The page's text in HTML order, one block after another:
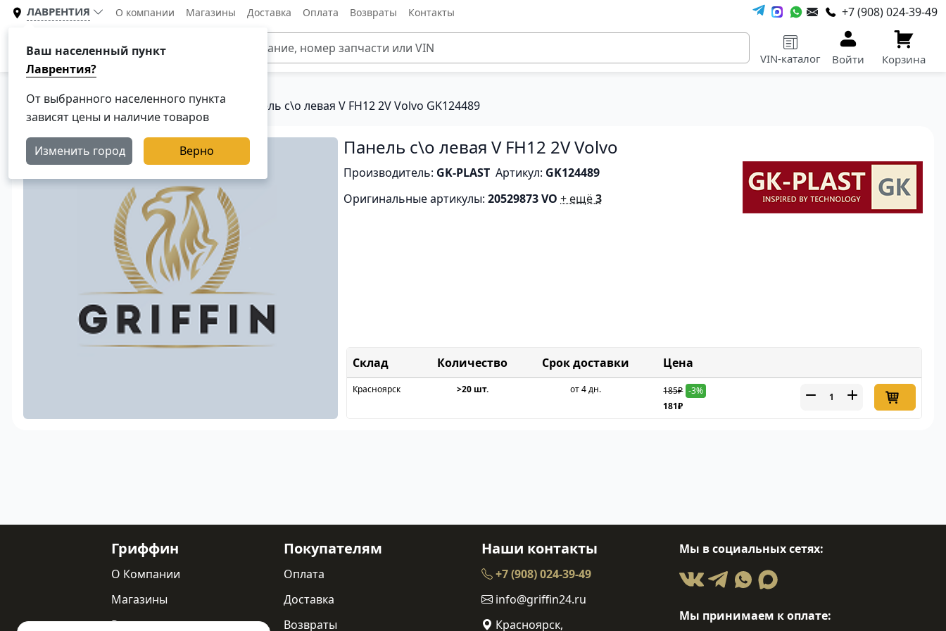
ЛАВРЕНТИЯ
Ваш населенный пункт
Лаврентия?
От выбранного населенного пункта
зависят цены и наличие товаров
Изменить город Верно
О компании Магазины Доставка Оплата Возвраты Контакты +7 (908) 024-39-49
Каталог
VIN-каталог Войти Корзина
Главная Каталог Кузовные детали Панель с\о левая V FH12 2V Volvo GK124489
Панель с\о левая V FH12 2V Volvo
Производитель: GK-PLAST Артикул: GK124489
Оригинальные артикулы:20529873 VO + ещё3
Склад Срок доставки Цена
Красноярск >20 шт. от 4 дн. 185₽ -3%
181₽
Гриффин
О Компании
Магазины
Реквизиты
Покупателям
Оплата
Доставка
Возвраты
Наши контакты
+7 (908) 024-39-49
info@griffin24.ru
Красноярск,
Мы в социальных сетях:
Мы принимаем к оплате: